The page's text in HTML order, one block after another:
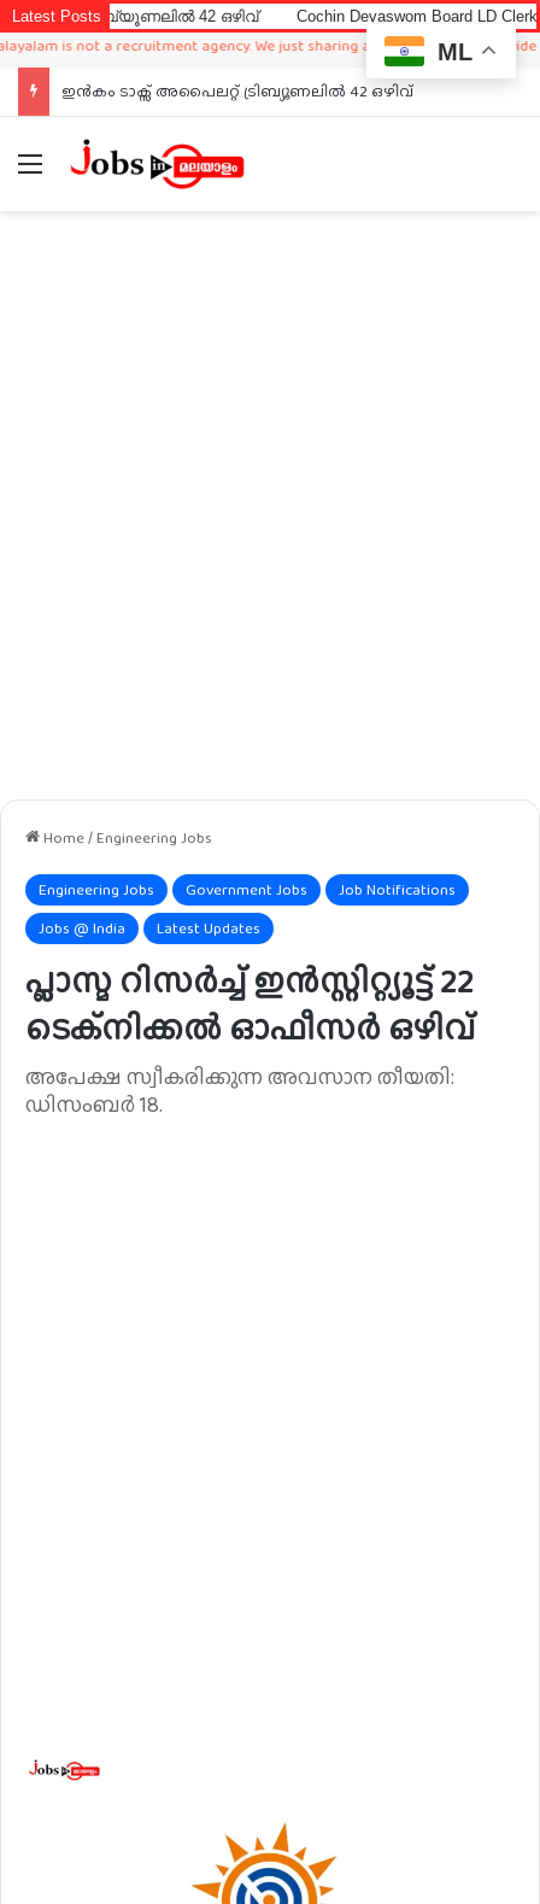
Latest Posts42 ഒഴിവ് Cochin Devaswom Board LD Clerk Exam
not a recruitment agency. We just sharing available job in worldwide
ഇൻകം ടാക്സ് അപൈലറ്റ് ട്രിബ്യൂണലിൽ 42 ഒഴിവ്
Menu
Home/Engineering Jobs
Engineering Jobs Government Jobs
Job Notifications
Jobs @ India
Latest Updates
പ്ലാസ്മ റിസർച്ച് ഇൻസ്റ്റിറ്റ്യൂട്ട് 22
ടെക്നിക്കൽ ഓഫീസർ ഒഴിവ്
അപേക്ഷ സ്വീകരിക്കുന്ന അവസാന തീയതി:
ഡിസംബർ 18.
ML